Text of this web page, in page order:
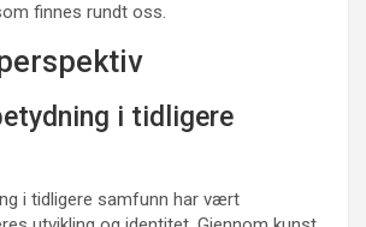
finnes rundt oss.
i tidligere
i tidligere samfunn har vært